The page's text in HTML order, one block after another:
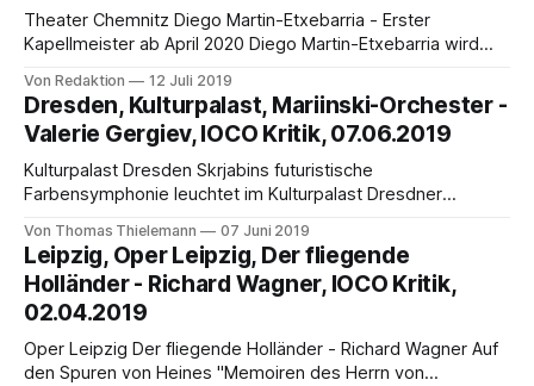
Theater Chemnitz Diego Martin-Etxebarria - Erster
Kapellmeister ab April 2020 Diego Martin-Etxebarria wird
Chemnitz. Er tritt sein Engagement am 1. April 2020 an und
wird als erste Neuproduktion Mozarts Die Entführung aus
dem Serail (Premiere am 8. Mai 2020) dirigieren. Seinen
Einstand
Von Redaktion 12 Juli 2019
Dresden, Kulturpalast, Mariinski-Orchester -
Valerie Gergiev, IOCO Kritik, 07.06.2019
Kulturpalast Dresden Skrjabins futuristische
Farbensymphonie leuchtet im Kulturpalast Dresdner
klassisch orientierten Musikwelt gilt der russische
Komponist Alexander Skrjabin (1871-1915) für viele als ein
Verrückter, als ein Egomane mit allerlei mystischen
Vorstellungen. Wer sich aber näher mit ihm beschäftigt,
erkennt ihn als genialen
Von Thomas Thielemann 07 Juni 2019
Leipzig, Oper Leipzig, Der fliegende
Holländer - Richard Wagner, IOCO Kritik,
02.04.2019
Oper Leipzig Der fliegende Holländer - Richard Wagner Auf
den Spuren von Heines "Memoiren des Herrn von